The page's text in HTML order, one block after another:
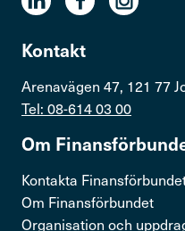
Kontakt
Arenavägen 47, 121 77
Tel: 08-614 03 00
Om
Kontakta
Om Finansförbundet
Organisation och